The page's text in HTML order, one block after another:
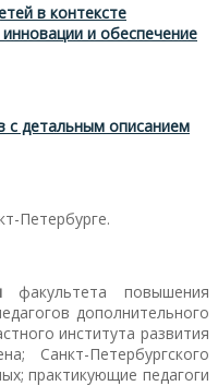
в контексте
и обеспечение
с детальным описанием
Петербурге.
факультета повышения
дополнительного
института развития
Санкт-Петербургского
практикующие педагоги